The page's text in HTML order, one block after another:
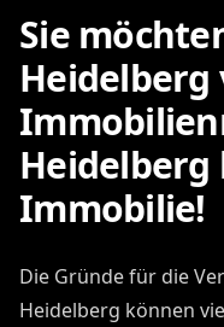
Sie
Immobilie!
Die Gründe für die
Heidelberg können